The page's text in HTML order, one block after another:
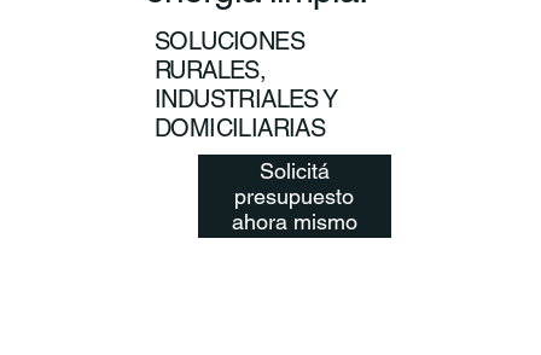
SOLUCIONES
RURALES,
INDUSTRIALES Y
DOMICILIARIAS
Solicitá
presupuesto
ahora mismo